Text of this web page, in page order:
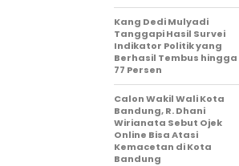
Kang Dedi Mulyadi
Tanggapi Hasil Survei
Indikator Politik yang
Berhasil Tembus hingga
77 Persen
Calon Wakil Wali Kota
Bandung, R. Dhani
Wirianata Sebut Ojek
Online Bisa Atasi
Kemacetan di Kota
Bandung